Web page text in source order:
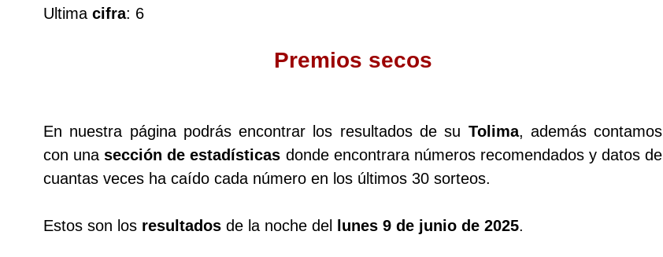
Caribeña Noche
Chontico Día
Chontico Noche
Ultima cifra: 6
Premios secos
En nuestra página podrás encontrar los resultados de su Tolima, además contamos
con unasección de estadísticas donde encontrara números recomendados y datos de
cuantas veces ha caído cada número en los últimos 30 sorteos.
Estos son los resultados de la noche del lunes 9 de junio de 2025.